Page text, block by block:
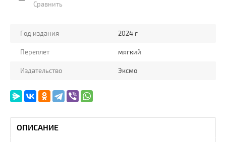
Сравнить
Год издания 2024 г
Переплет мягкий
Издательство Эксмо
ОПИСАНИЕ